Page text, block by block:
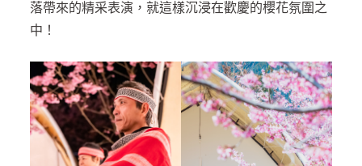
落帶來的精采表演，就這樣沉浸在歡慶的櫻花氛圍之
中！